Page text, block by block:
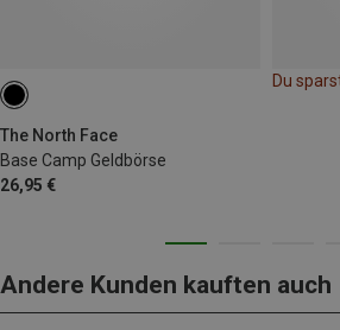
The North Face
Base Camp Geldbörse
26,95 €
Du
Andere Kunden kauften auch